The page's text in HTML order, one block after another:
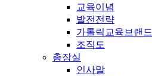
교육이념
발전전략
가톨릭교육브랜드
조직도
총장실
인사말